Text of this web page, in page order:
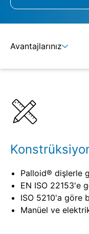
Avantajlarınız
Palloid® dişlerle
EN ISO 22153'e
ISO 5210'a göre
Manüel ve